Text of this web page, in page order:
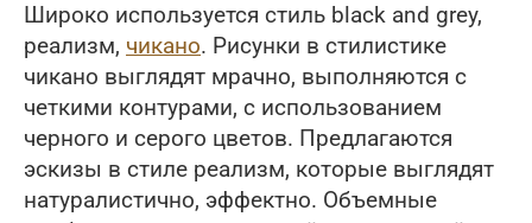
Широко используется стиль black and grey,
реализм, чикано. Рисунки в стилистике
чикано выглядят мрачно, выполняются с
четкими контурами, с использованием
черного и серого цветов. Предлагаются
эскизы в стиле реализм, которые выглядят
натуралистично, эффектно. Объемные